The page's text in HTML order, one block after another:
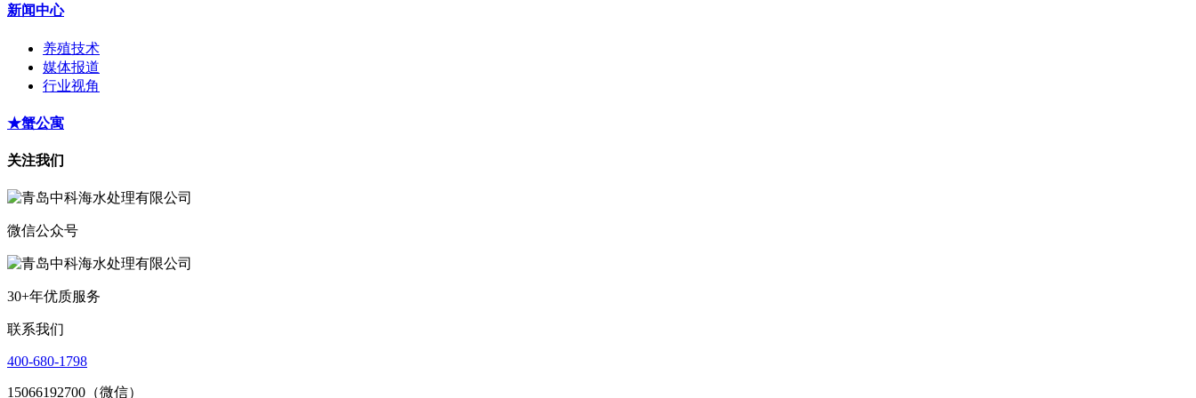
新闻中心
养殖技术
媒体报道
行业视角
★蟹公寓
关注我们
微信公众号
30+年优质服务
联系我们
400-680-1798
15066192700（微信）